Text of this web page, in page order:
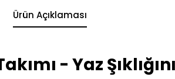
Ürün Açıklaması
- Yaz